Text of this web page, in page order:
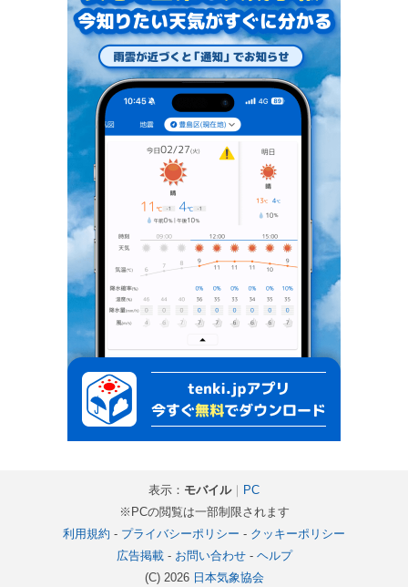
表示： モバイル｜
PC
※PCの閲覧は一部制限されます
利用規約 - プライバシーポリシー - クッキーポリシー
広告掲載- お問い合わせ- ヘルプ
(C) 2026 日本気象協会